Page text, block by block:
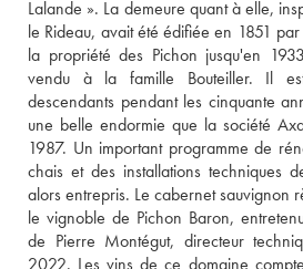
Lalande ». La demeure quant à elle,
le Rideau, avait été édifiée en 1851
la propriété des Pichon jusqu'en
vendu à la famille Bouteiller. Il
descendants pendant les cinquante
une belle endormie que la société
1987. Un important programme de
chais et des installations techniques
alors entrepris. Le cabernet sauvignon
le vignoble de Pichon Baron,
de Pierre Montégut, directeur
2022. Les vins de ce domaine